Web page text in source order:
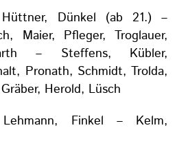
Hüttner, Dünkel (ab 21.) –
Maier, Pfleger, Troglauer,
– Steffens, Kübler,
Pronath, Schmidt, Trolda,
Herold, Lüsch
Lehmann, Finkel – Kelm,